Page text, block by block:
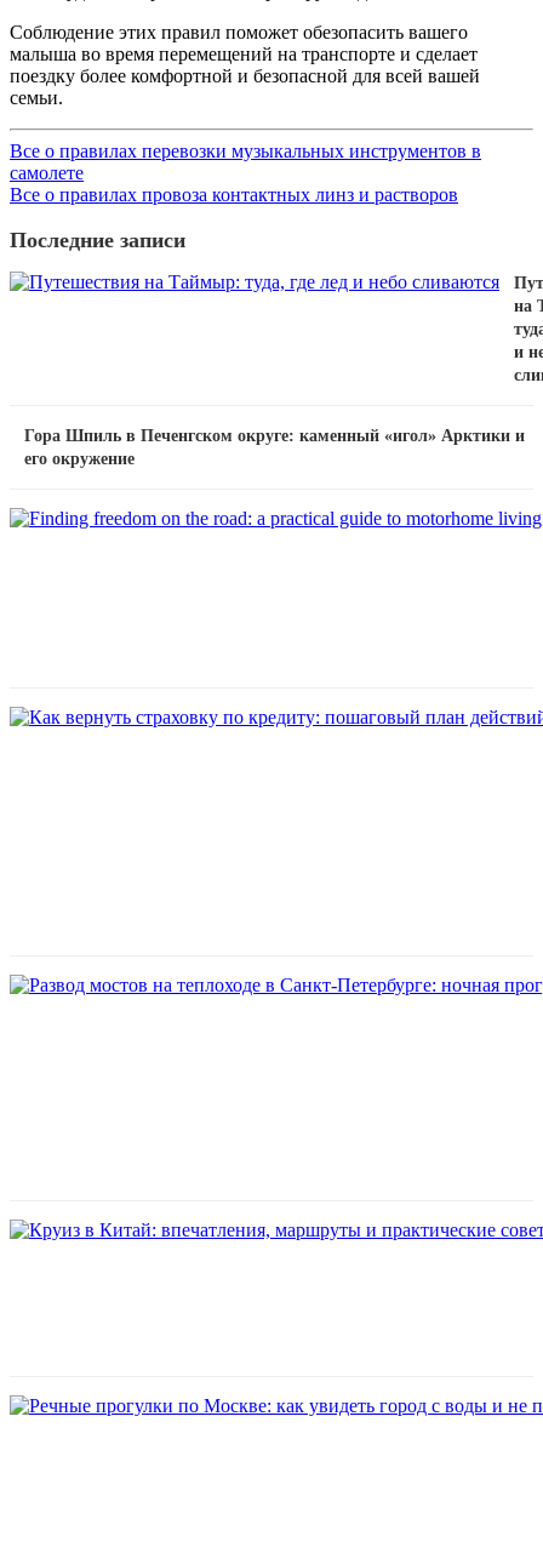
Соблюдение этих правил поможет обезопасить вашего
малыша во время перемещений на транспорте и сделает
поездку более комфортной и безопасной для всей вашей
семьи.
Все о правилах перевозки музыкальных инструментов в
самолете
Все о правилах провоза контактных линз и растворов
Последние записи
на
и
Гора Шпиль в Печенгском округе: каменный «игол» Арктики и
его окружение